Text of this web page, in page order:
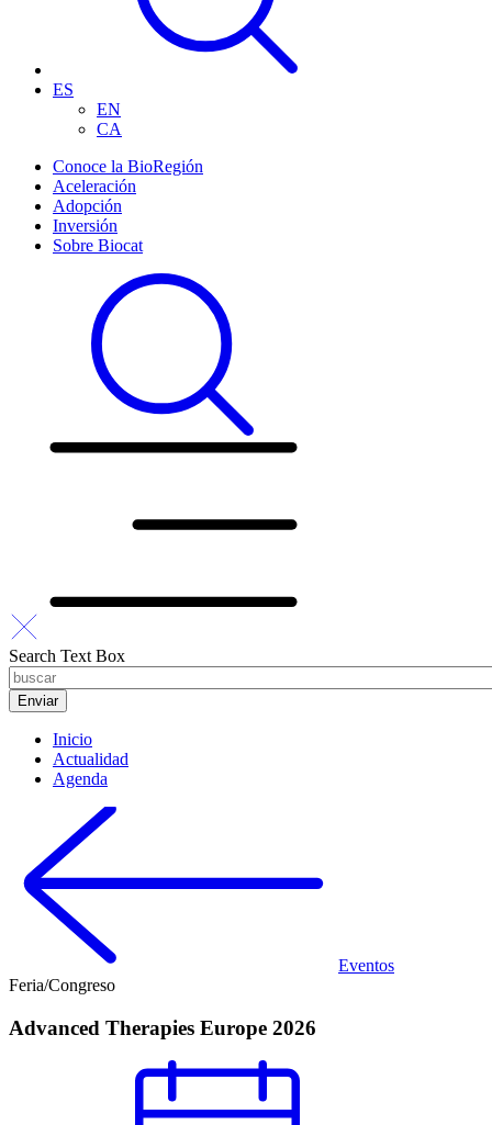
ES
EN
CA
Conoce la BioRegión
Aceleración
Adopción
Inversión
Sobre Biocat
Search Text Box
Inicio
Actualidad
Agenda
Eventos
Feria/Congreso
Advanced Therapies Europe 2026